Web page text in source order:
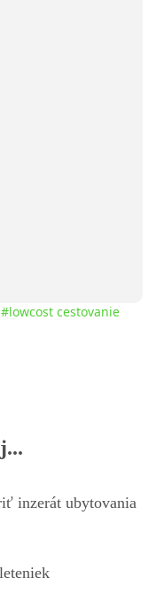
#lowcost cestovanie
inzerát ubytovania